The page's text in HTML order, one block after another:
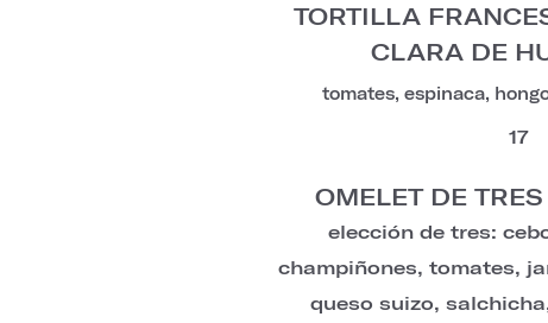
TORTILLA
CLARA DE
tomates, espinaca,
17
OMELET DE
elección de tres:
champiñones, tomates,
queso suizo,